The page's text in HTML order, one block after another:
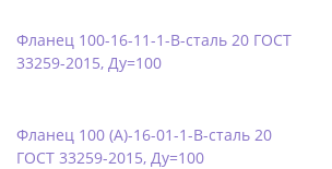
Фланец 100-16-11-1-B-сталь 20 ГОСТ
33259-2015, Ду=100
Фланец 100 (А)-16-01-1-B-сталь 20
ГОСТ 33259-2015, Ду=100